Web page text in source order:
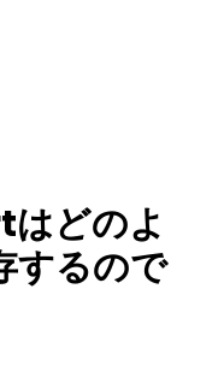
どのよ
するので